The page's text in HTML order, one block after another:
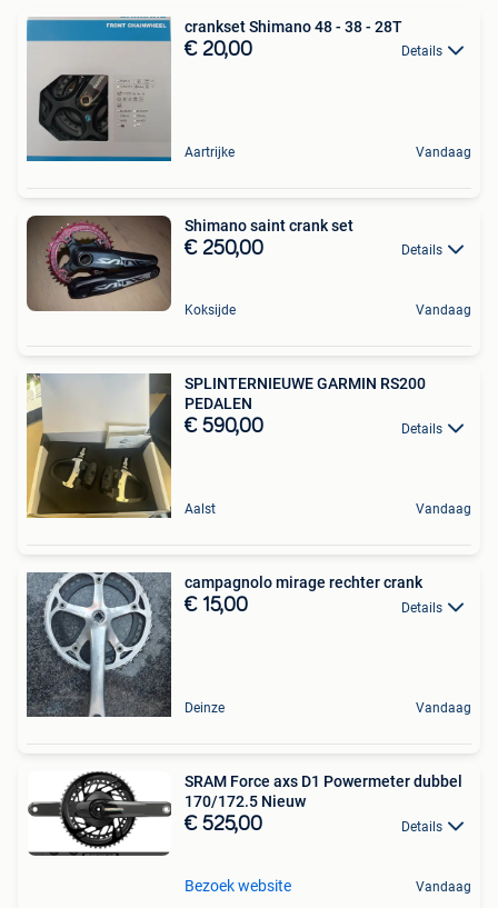
crankset Shimano 48 - 38 - 28T
€ 20,00 Details
Aartrijke Vandaag
Shimano saint crank set
€ 250,00 Details
Koksijde Vandaag
SPLINTERNIEUWE GARMIN RS200
PEDALEN
€ 590,00 Details
Aalst Vandaag
campagnolo mirage rechter crank
€ 15,00 Details
Deinze Vandaag
SRAM Force axs D1 Powermeter dubbel
170/172.5 Nieuw
€ 525,00 Details
Bezoek website Vandaag